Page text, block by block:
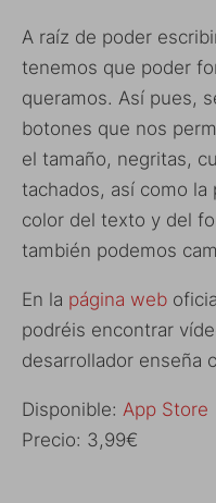
A raíz de poder
tenemos que poder
queramos. Así pues,
botones que nos
el tamaño, negritas,
tachados, así como la
color del texto y del
también podemos
En la página web
podréis encontrar
desarrollador enseña
Disponible: App Store
Precio: 3,99€